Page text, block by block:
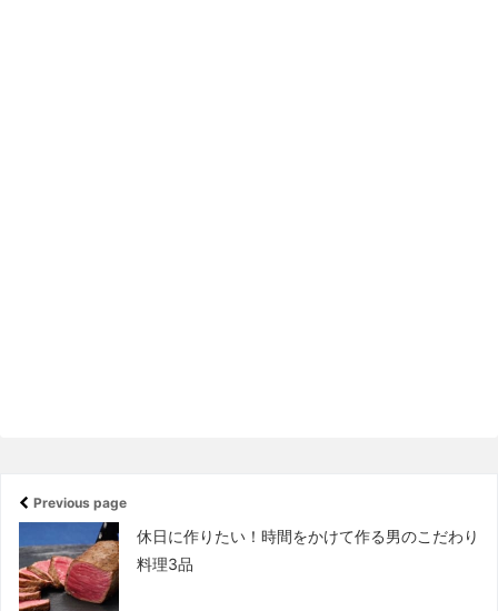
Previous page
休日に作りたい！時間をかけて作る男のこだわり
料理3品